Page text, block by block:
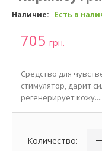
Наличие: Есть в
705 грн.
Средство для
стимулятор, дарит
регенерирует кожу....
Количество: